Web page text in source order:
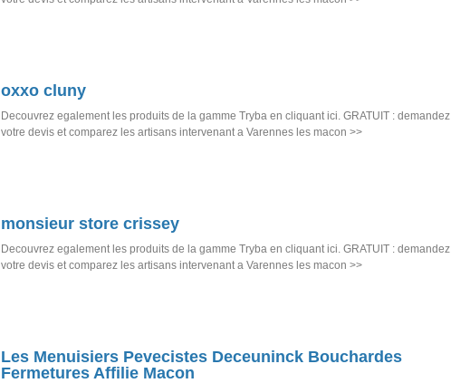
oxxo cluny
Decouvrez egalement les produits de la gamme Tryba en cliquant ici. GRATUIT : demandez
votre devis et comparez les artisans intervenant a Varennes les macon >>
monsieur store crissey
Decouvrez egalement les produits de la gamme Tryba en cliquant ici. GRATUIT : demandez
votre devis et comparez les artisans intervenant a Varennes les macon >>
Les Menuisiers Pevecistes Deceuninck Bouchardes
Fermetures Affilie Macon